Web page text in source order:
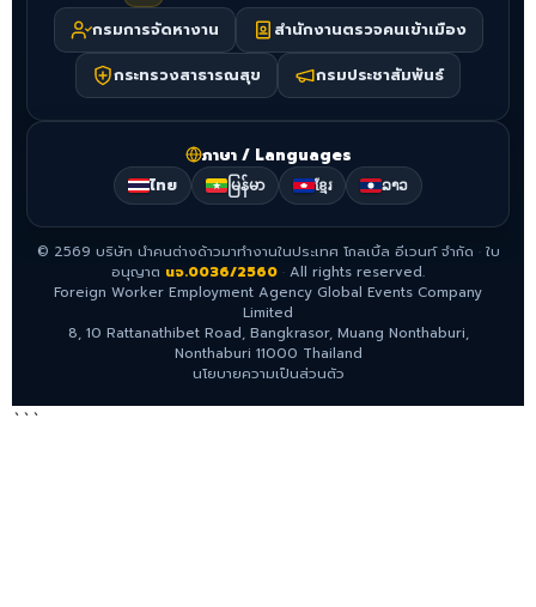
กรมการจัดหางาน
สำนักงานตรวจคนเข้าเมือง
กระทรวงสาธารณสุข
กรมประชาสัมพันธ์
ภาษา / Languages
ไทย မြန်မာ ខ្មែរ ລາວ
© 2569 บริษัท นำคนต่างด้าวมาทำงานในประเทศ โกลเบิ้ล อีเวนท์ จำกัด ·ใบ
อนุญาต นจ.0036/2560 · All rights reserved.
Foreign Worker Employment Agency Global Events Company
Limited
8, 10 Rattanathibet Road, Bangkrasor, Muang Nonthaburi,
Nonthaburi 11000 Thailand
นโยบายความเป็นส่วนตัว
```